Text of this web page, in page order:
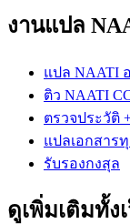
งานแปล
แปล NAATI
ติว NAATI
ตรวจประวัติ
แปลเอกสาร
รับรองกงสุล
ดูเพิ่มเติมทั้ง